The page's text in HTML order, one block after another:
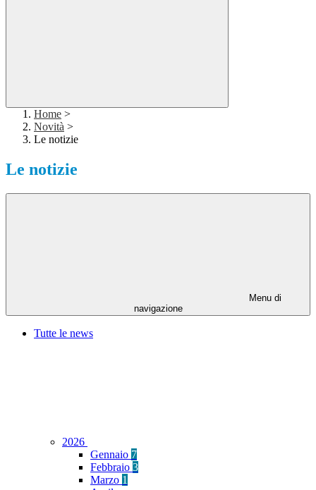
Home >
Novità >
Le notizie
Le notizie
Menu di
navigazione
Tutte le news
2026
Gennaio 7
Febbraio 3
Marzo 1